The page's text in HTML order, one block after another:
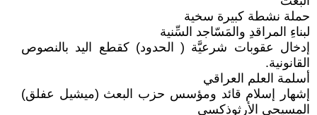
حملة نشطة كبيرة سخية
لبناءِ المراقدِ والمَسّاجد السِّنية
إدخال عقوبات شرعيَّة ( الحدود) كقطع اليد بالنصوص
القانونية.
أسلمة العلم العراقي
إشهار إسلام قائد ومؤسس حزب البعث (ميشيل عفلق)
المسيحي الأرثوذكسي